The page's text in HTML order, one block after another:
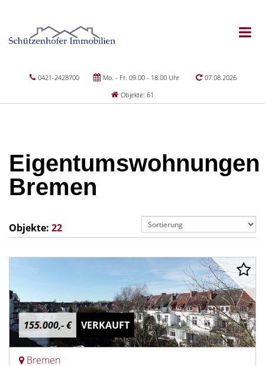
0421-2428700 Mo. - Fr. 09.00 - 18.00 Uhr
07.08.2026
Objekte: 61
Eigentumswohnungen
Bremen
Objekte: 22
155.000,- € VERKAUFT
Bremen